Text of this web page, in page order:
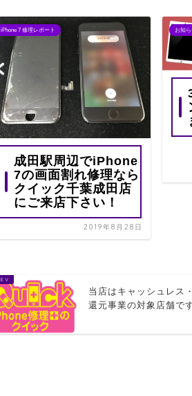
iPhone 7 修理レポート
成田駅周辺でiPhone
7の画面割れ修理なら
クイック千葉成田店
にご来店下さい！
2019年8月28日
お知
当店はキャッシュレス
還元事業の対象店舗です